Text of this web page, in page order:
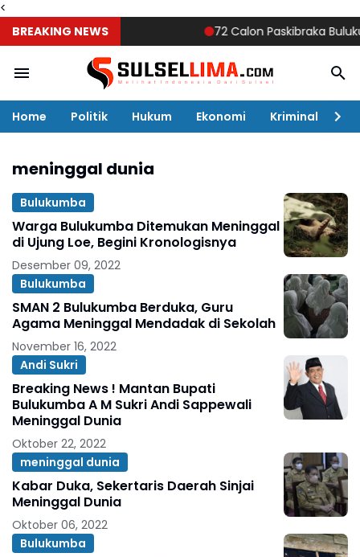
<
BREAKING NEWS
72 Calon Paskibraka
Home Politik Hukum Ekonomi Kriminal
meninggal dunia
Bulukumba
Warga Bulukumba Ditemukan Meninggal
di Ujung Loe, Begini Kronologisnya
Desember 09, 2022
Bulukumba
SMAN 2 Bulukumba Berduka, Guru
Agama Meninggal Mendadak di Sekolah
November 16, 2022
Andi Sukri
Breaking News ! Mantan Bupati
Bulukumba A M Sukri Andi Sappewali
Meninggal Dunia
Oktober 22, 2022
meninggal dunia
Kabar Duka, Sekertaris Daerah Sinjai
Meninggal Dunia
Oktober 06, 2022
Bulukumba